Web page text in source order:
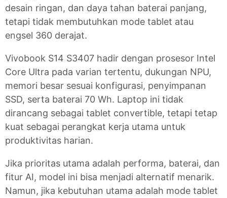
desain ringan, dan daya tahan baterai panjang,
tetapi tidak membutuhkan mode tablet atau
engsel 360 derajat.
Vivobook S14 S3407 hadir dengan prosesor Intel
Core Ultra pada varian tertentu, dukungan NPU,
memori besar sesuai konfigurasi, penyimpanan
SSD, serta baterai 70 Wh. Laptop ini tidak
dirancang sebagai tablet convertible, tetapi tetap
kuat sebagai perangkat kerja utama untuk
produktivitas harian.
Jika prioritas utama adalah performa, baterai, dan
fitur AI, model ini bisa menjadi alternatif menarik.
Namun, jika kebutuhan utama adalah mode tablet